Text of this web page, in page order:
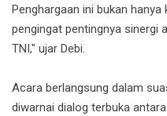
Penghargaan ini bukan
pengingat pentingnya sinergi
TNI," ujar Debi.
Acara berlangsung dalam
diwarnai dialog terbuka